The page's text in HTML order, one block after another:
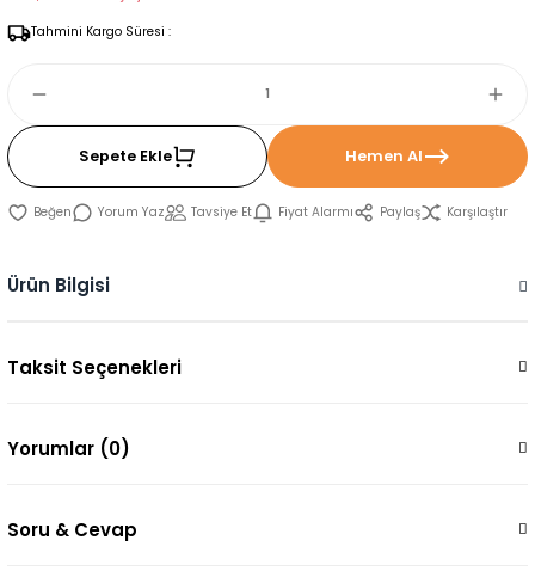
Tahmini Kargo Süresi :
Sepete Ekle Hemen Al
Yorum Yaz Tavsiye Et Fiyat Alarmı Paylaş Karşılaştır
Ürün Bilgisi
Taksit Seçenekleri
Yorumlar (0)
Soru & Cevap